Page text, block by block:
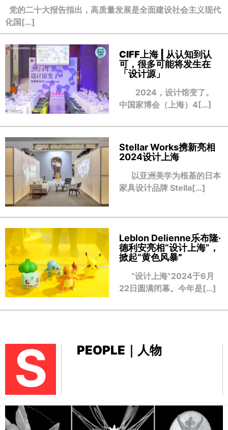
党的二十大报告指出，高质量发展是全面建设社会主义现代
化国[…]
CIFF上海 | 从认知到认
可，很多可能将发生在
「设计源」
2024，设计馆变了。
中国家博会（上海）4[…]
Stellar Works携新亮相
2024设计上海
以亚洲美学为根基的日本
家具设计品牌 Stella[…]
Leblon Delienne乐布隆·
德利安亮相“设计上海”，
掀起“黄色风暴”
“设计上海”2024于6月
22日圆满闭幕。今年是[…]
S PEOPLE｜人物